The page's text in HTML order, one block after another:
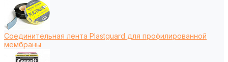
Соединительная лента Plastguard для профилированной
мембраны